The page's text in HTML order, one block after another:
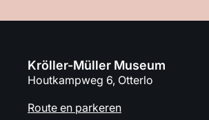
Kröller-Müller Museum
Houtkampweg 6, Otterlo
Route en parkeren